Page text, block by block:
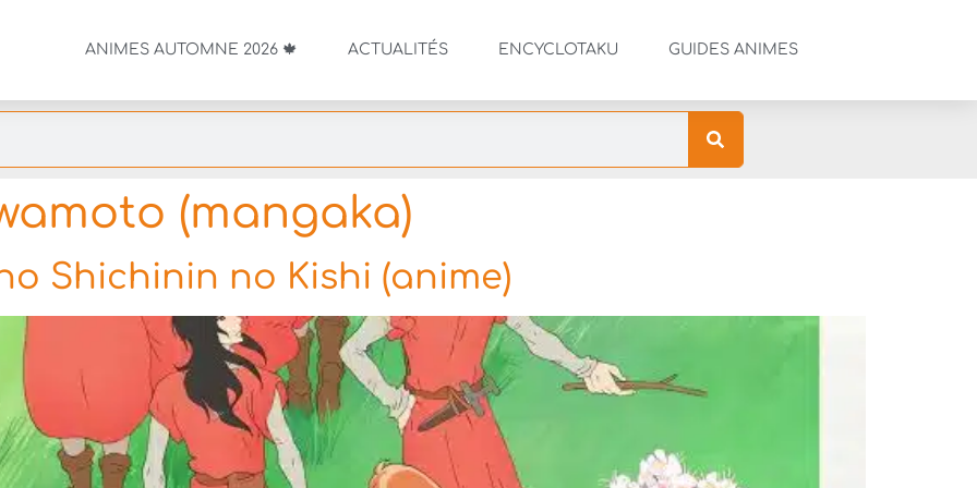
ANIMES AUTOMNE 2026 🍁 ACTUALITÉS ENCYCLOTAKU GUIDES ANIMES
(mangaka)
Shichinin no Kishi (anime)